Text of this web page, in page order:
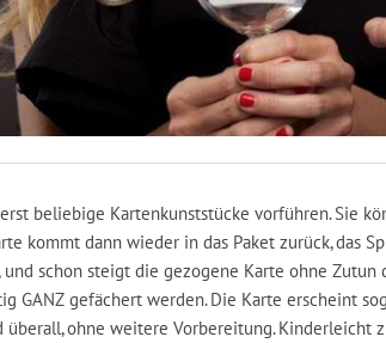
beliebige Kartenkunststücke vorführen. Sie
kommt dann wieder in das Paket zurück, das
schon steigt die gezogene Karte ohne Zutun
GANZ gefächert werden. Die Karte erscheint
ohne weitere Vorbereitung. Kinderleicht